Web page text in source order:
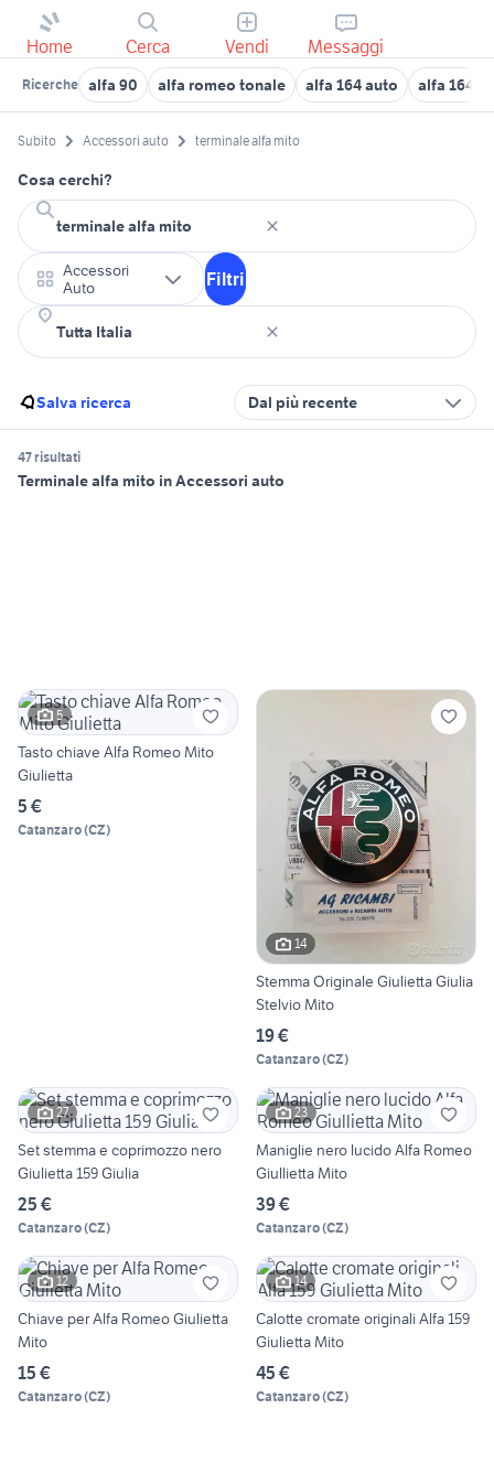
Home Cerca Vendi Messaggi
Ricerche alfa 90 alfa romeo tonale alfa 164 auto alfa 164
Subito Accessori auto terminale alfa mito
Cosa cerchi?
Accessori
Auto
Filtri
Salva ricerca Dal più recente
47 risultati
Terminale alfa mito in Accessori auto
5
Tasto chiave Alfa Romeo Mito
Giulietta
5 €
Catanzaro(CZ)
14
Stemma Originale Giulietta Giulia
Stelvio Mito
19 €
Catanzaro(CZ)
27
Set stemma e coprimozzo nero
Giulietta 159 Giulia
25 €
Catanzaro(CZ)
23
Maniglie nero lucido Alfa Romeo
Giullietta Mito
39 €
Catanzaro(CZ)
12
Chiave per Alfa Romeo Giulietta
Mito
15 €
Catanzaro(CZ)
14
Calotte cromate originali Alfa 159
Giulietta Mito
45 €
Catanzaro(CZ)